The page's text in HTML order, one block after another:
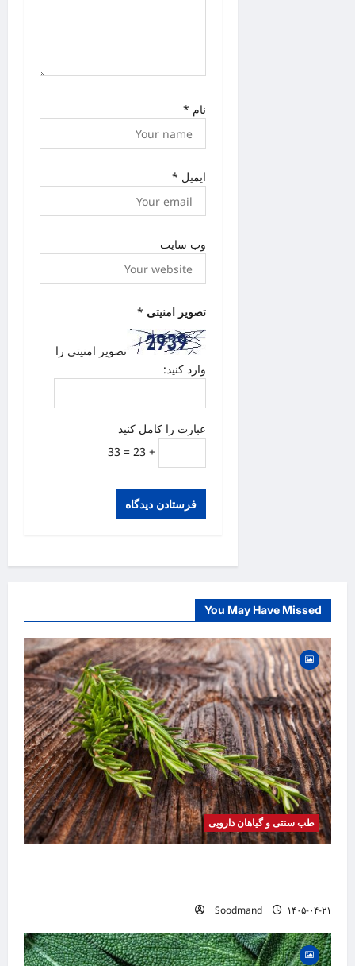
نام *
ایمیل *
وب‌ سایت
تصویر امنیتی *
تصویر امنیتی را
وارد کنید:
عبارت را کامل کنید
+ 23 = 33
You May Have Missed
طب سنتی و گیاهان دارویی
Soodmand ۱۴۰۵-۰۴-۲۱